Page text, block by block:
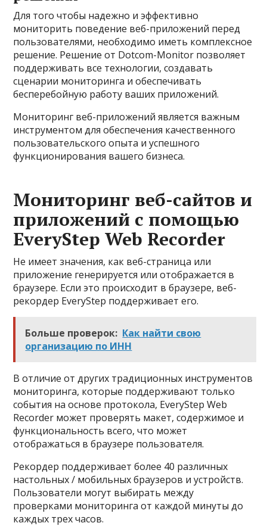
Для того чтобы надежно и эффективно
мониторить поведение веб-приложений перед
пользователями, необходимо иметь комплексное
решение. Решение от Dotcom-Monitor позволяет
поддерживать все технологии, создавать
сценарии мониторинга и обеспечивать
бесперебойную работу ваших приложений.
Мониторинг веб-приложений является важным
инструментом для обеспечения качественного
пользовательского опыта и успешного
функционирования вашего бизнеса.
Мониторинг веб-сайтов и
приложений с помощью
EveryStep Web Recorder
Не имеет значения, как веб-страница или
приложение генерируется или отображается в
браузере. Если это происходит в браузере, веб-
рекордер EveryStep поддерживает его.
Больше проверок: Как найти свою
организацию по ИНН
В отличие от других традиционных инструментов
мониторинга, которые поддерживают только
события на основе протокола, EveryStep Web
Recorder может проверять макет, содержимое и
функциональность всего, что может
отображаться в браузере пользователя.
Рекордер поддерживает более 40 различных
настольных / мобильных браузеров и устройств.
Пользователи могут выбирать между
проверками мониторинга от каждой минуты до
каждых трех часов.